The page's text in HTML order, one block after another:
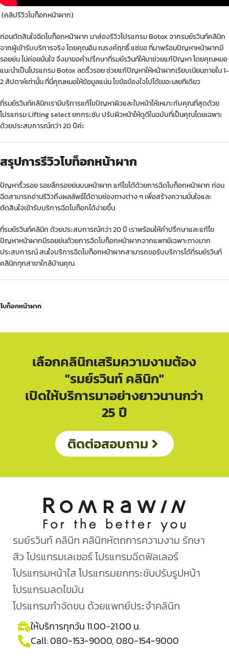
(คลิปรีวิวโบท็อกหน้าผาก)
ก่อนตัดสินใจฉีดโบท็อกหน้าผาก มาส่องรีวิวโปรแกรม Botox จากรมย์รวินท์คลินิก
จากผู้เข้ารับบริการจริง โดยคุณอิน ณรงค์ฤทธิ์ แซ่ขอ ที่มาพร้อมปัญหาหน้าผากมี
รอยย่น ไม่ค่อยมั่นใจ จึงมาขอคำปรึกษาที่รมย์รวินท์ให้มาช่วยแก้ปัญหา โดยคุณหมอ
แนะนำเป็นโปรแกรม Botox ลดริ้วรอย ช่วยแก้ปัญหาให้หน้าผากเรียบเนียนภายใน 1-
2 สัปดาห์เท่านั้น ที่นี่คุณหมอให้ข้อมูลแน่น ไขข้อข้องใจไปได้เยอะเลยทีเดียว
ที่รมย์รวินท์คลินิกเรามีบริการแก้ไขปัญหาผิวและใบหน้าให้เหมาะกับคุณที่สุดด้วย
โปรแกรม Lifting select ยกกระชับ ปรับผิวหน้าให้ดูดีในฉบับที่เป็นคุณโดยเฉพาะ
ด้วยประสบการณ์กว่า 20 ปีค่ะ
สรุปการรีวิวโบท็อกหน้าผาก
ปัญหาริ้วรอย รอยลึกรอยย่นบนหน้าผาก แก้ไขได้ด้วยการฉีดโบท็อกหน้าผาก ก่อน
ฉีดสามารถอ่านรีวิวถึงผลลัพธ์ได้ตามช่องทางต่าง ๆ เพื่อสร้างความมั่นใจและ
ตัดสินใจเข้ารับบริการฉีดโบท็อกได้ง่ายขึ้น
ที่รมย์รวินท์คลินิก ด้วยประสบการณ์กว่า 20 ปี เราพร้อมให้คำปรึกษาและแก้ไข
ปัญหาหน้าผากมีรอยย่นด้วยการฉีดโบท็อกหน้าผากจากแพทย์เฉพาะทางมาก
ประสบการณ์ สนใจบริการฉีดโบท็อกหน้าผากสามารถขอรับบริการได้ที่รมย์รวินท์
คลินิกทุกสาขาใกล้บ้านคุณ
โบท็อกหน้าผาก
เลือกคลินิกเสริมความงามต้อง
"รมย์รวินท์ คลินิก"
เปิดให้บริการมาอย่างยาวนานกว่า
25 ปี
ติดต่อสอบถาม
รมย์รวินท์ คลินิก คลินิกหัตถการความงาม รักษา
สิว โปรแกรมเลเซอร์ โปรแกรมฉีดฟิลเลอร์
โปรแกรมหน้าใส โปรแกรมยกกระชับปรับรูปหน้า
โปรแกรมลดไขมัน
โปรแกรมกำจัดขน ด้วยแพทย์ประจำคลินิก
ให้บริการทุกวัน 11.00-21.00 น.
Call:080-153-9000, 080-154-9000